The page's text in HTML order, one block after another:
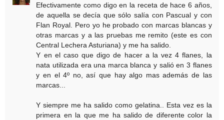
Efectivamente como digo en la receta de hace 6 años,
de aquella se decía que sólo salía con Pascual y con
Flan Royal. Pero yo he probado con marcas blancas y
otras marcas y a las pruebas me remito (este es con
Central Lechera Asturiana) y me ha salido.
Y en el caso que digo de hacer a la vez 4 flanes, la
nata utilizada era una marca blanca y salió en 3 flanes
y en el 4º no, así que hay algo mas además de las
marcas...
Y siempre me ha salido como gelatina.. Esta vez es la
primera en la que me ha salido de diferente color la